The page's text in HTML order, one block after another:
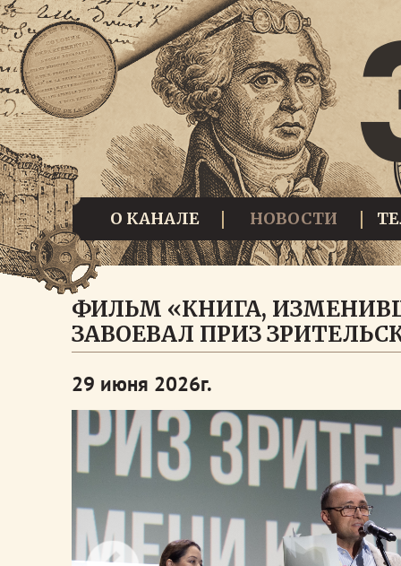
О КАНАЛЕ НОВОСТИ
ФИЛЬМ «КНИГА,
ЗАВОЕВАЛ ПРИЗ
29 июня 2026г.